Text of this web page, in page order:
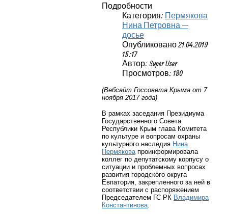
Подробности
Категория: Пермякова
Нина Петровна —
досье
Опубликовано 21.04.2019
15:17
Автор: Super User
Просмотров: 180
(Вебсайт Госсовета Крыма от 7
ноября 2017 года)
В рамках заседания Президиума
Государственного Совета
Республики Крым глава Комитета
по культуре и вопросам охраны
культурного наследия Нина
Пермякова проинформировала
коллег по депутатскому корпусу о
ситуации и проблемных вопросах
развития городского округа
Евпатория, закрепленного за ней в
соответствии с распоряжением
Председателем ГС РК Владимира
Константинова